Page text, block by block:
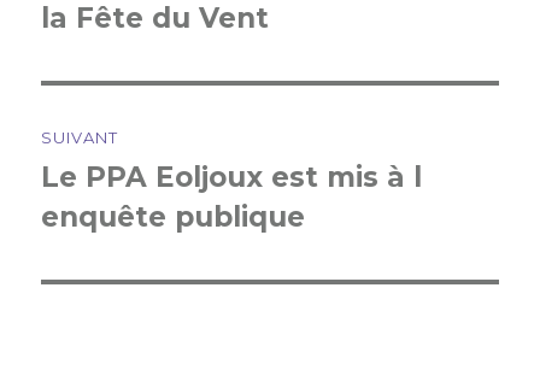
l'article
précédent :
la Fête du Vent
SUIVANT
Article
suivant :
Le PPA Eoljoux est mis à l
enquête publique